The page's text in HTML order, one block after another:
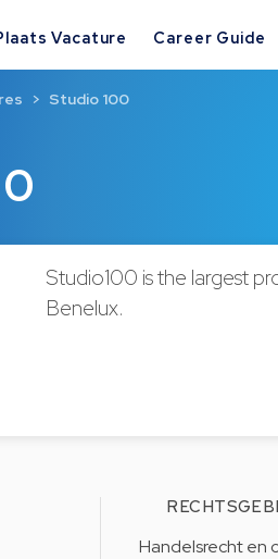
Vacature Career Guide
Studio 100
Studio100 is the largest
Benelux.
Handelsrecht en